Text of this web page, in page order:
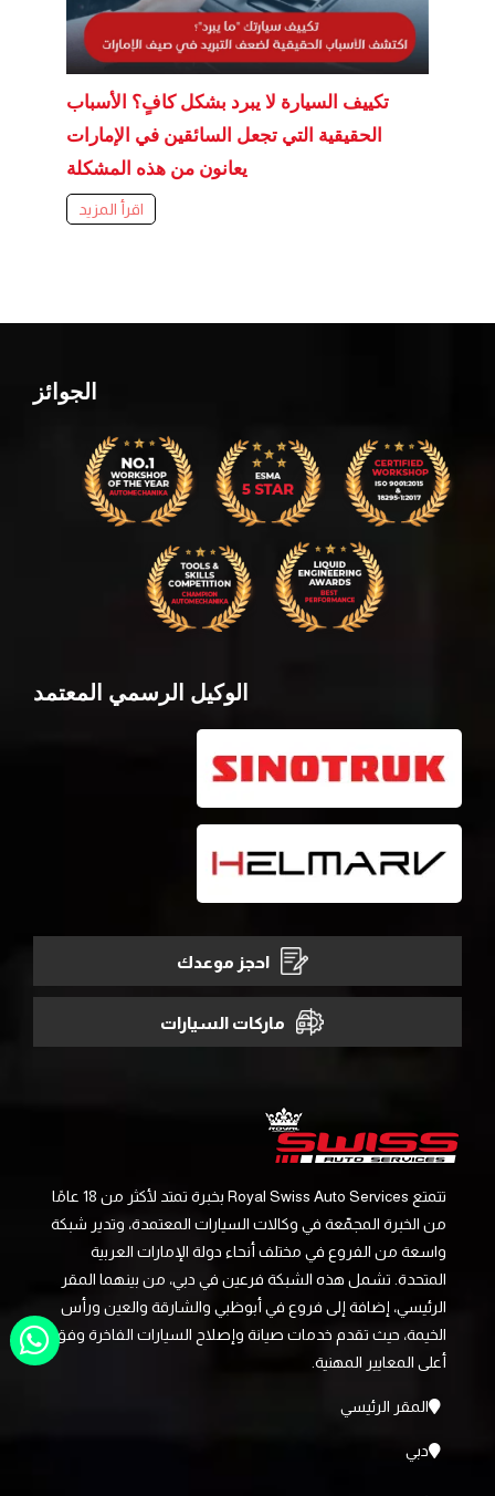
تكييف السيارة لا يبرد بشكل كافٍ؟ الأسباب
الحقيقية التي تجعل السائقين في الإمارات
يعانون من هذه المشكلة
اقرأ المزيد
الجوائز
الوكيل الرسمي المعتمد
احجز موعدك
ماركات السيارات
تتمتع Royal Swiss Auto Services بخبرة تمتد لأكثر من 18 عامًا
من الخبرة المجمّعة في وكالات السيارات المعتمدة، وتدير شبكة
واسعة من الفروع في مختلف أنحاء دولة الإمارات العربية
المتحدة. تشمل هذه الشبكة فرعين في دبي، من بينهما المقر
الرئيسي، إضافة إلى فروع في أبوظبي والشارقة والعين ورأس
الخيمة، حيث تقدم خدمات صيانة وإصلاح السيارات الفاخرة وفق
أعلى المعايير المهنية.
المقر الرئيسي
دبي